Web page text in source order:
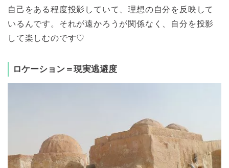
自己をある程度投影していて、理想の自分を反映して
いるんです。それが遠かろうが関係なく、自分を投影
して楽しむのです♡
ロケーション＝現実逃避度